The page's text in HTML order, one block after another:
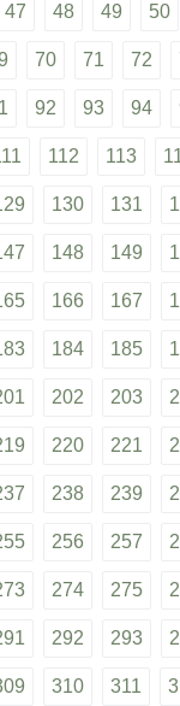
47 48 49 50
70 71 72
92 93 94
112 113
130 131
148 149
166 167
184 185
202 203
220 221
238 239
256 257
274 275
292 293
310 311